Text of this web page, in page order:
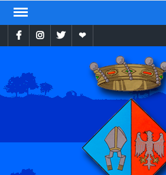
Skip
contentFacebookInstragram
TwitterEbando